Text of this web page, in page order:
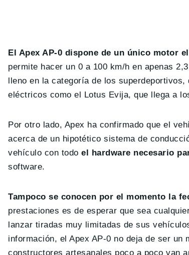
El Apex AP-0 dispone de un único motor
permite hacer un 0 a 100 km/h en apenas
lleno en la categoría de los
eléctricos como el Lotus Evija, que llega a
Por otro lado, Apex ha confirmado que el
acerca de un hipotético sistema de
vehículo con todoel hardware necesario
software.
Tampoco se conocen por el momento la
prestaciones es de esperar que sea
lanzar tiradas muy limitadas de sus
información, el Apex AP-0 no deja de ser
constructores artesanales poco a poco van